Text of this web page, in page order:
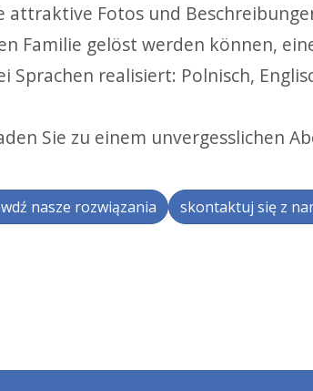
attraktive Fotos und
Familie gelöst werden können,
Sprachen realisiert: Polnisch,
Sie zu einem unvergesslichen
nasze rozwiązania skontaktuj się z